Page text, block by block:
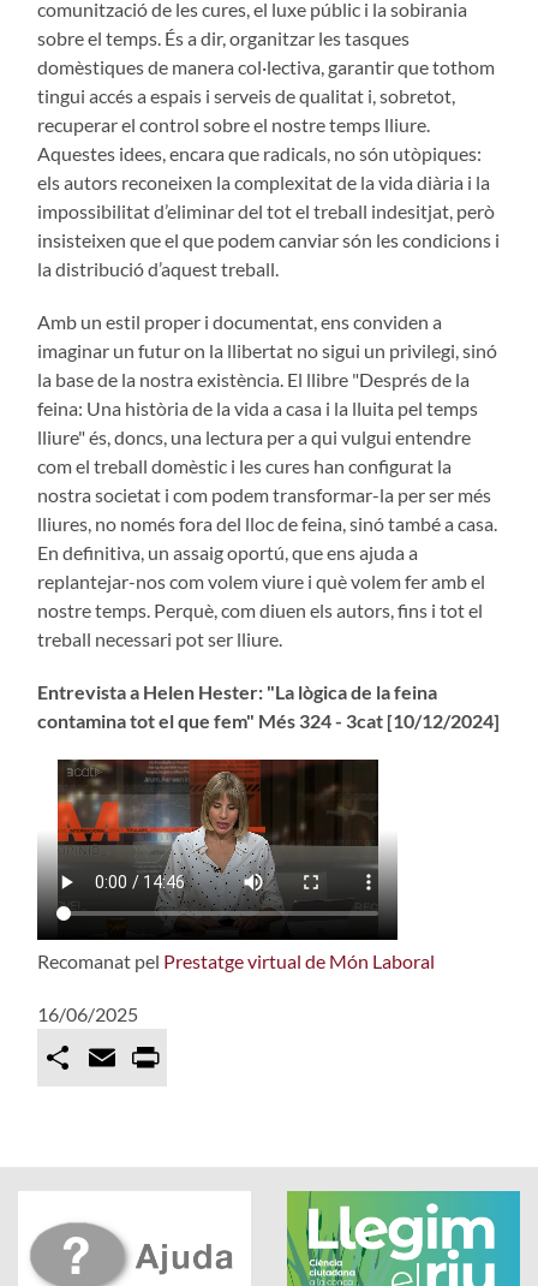
comunització de les cures, el luxe públic i la sobirania
sobre el temps. És a dir, organitzar les tasques
domèstiques de manera col·lectiva, garantir que tothom
tingui accés a espais i serveis de qualitat i, sobretot,
recuperar el control sobre el nostre temps lliure.
Aquestes idees, encara que radicals, no són utòpiques:
els autors reconeixen la complexitat de la vida diària i la
impossibilitat d’eliminar del tot el treball indesitjat, però
insisteixen que el que podem canviar són les condicions i
la distribució d’aquest treball.
Amb un estil proper i documentat, ens conviden a
imaginar un futur on la llibertat no sigui un privilegi, sinó
la base de la nostra existència. El llibre "Després de la
feina: Una història de la vida a casa i la lluita pel temps
lliure" és, doncs, una lectura per a qui vulgui entendre
com el treball domèstic i les cures han configurat la
nostra societat i com podem transformar-la per ser més
lliures, no només fora del lloc de feina, sinó també a casa.
En definitiva, un assaig oportú, que ens ajuda a
replantejar-nos com volem viure i què volem fer amb el
nostre temps. Perquè, com diuen els autors, fins i tot el
treball necessari pot ser lliure.
Entrevista a Helen Hester: "La lògica de la feina
contamina tot el que fem" Més 324 - 3cat [10/12/2024]
Recomanat pel Prestatge virtual de Món Laboral
16/06/2025
C
m
t
m
a
i